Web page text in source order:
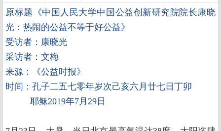
原标题《中国人民大学中国公益创新研究院院长康晓
光： 热闹的公益不等于好公益》
受访者：康晓光
采访者：文梅
来源：《公益时报》
时间：孔子二五七零年岁次己亥六月廿七日丁卯
耶稣2019年7月29日